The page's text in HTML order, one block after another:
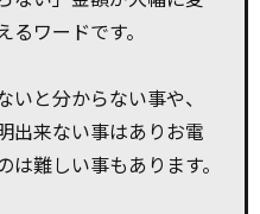
ワードです。
と分からない事や、
出来ない事はありお電
難しい事もあります。